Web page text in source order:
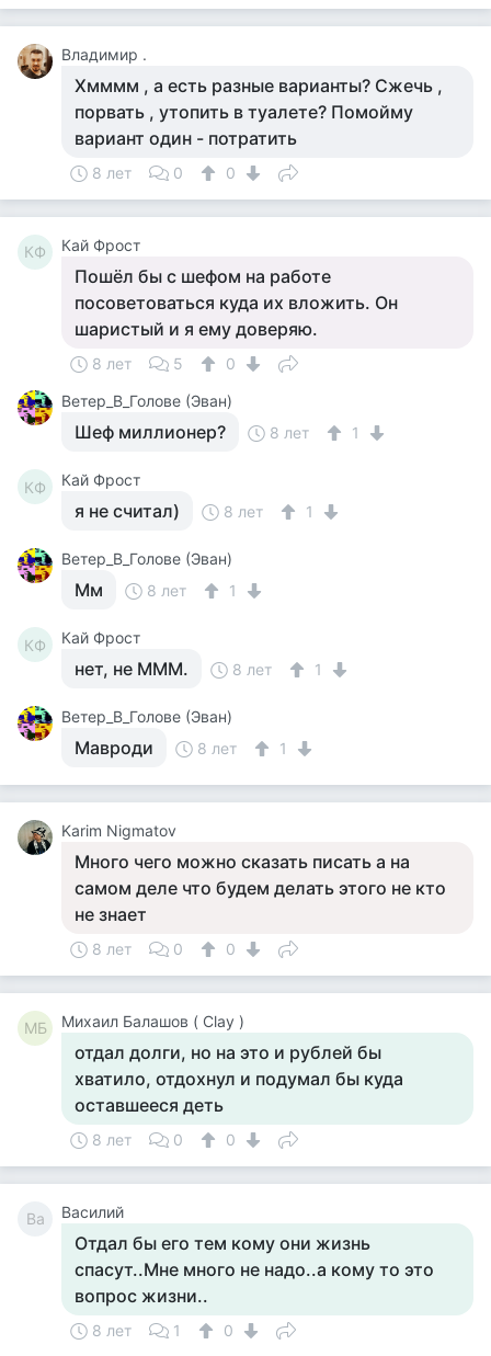
Владимир .
Хмммм , а есть разные варианты? Сжечь ,
порвать , утопить в туалете? Помойму
вариант один - потратить
8 лет 0 0
КФ Кай Фрост
Пошёл бы с шефом на работе
посоветоваться куда их вложить. Он
шаристый и я ему доверяю.
8 лет 5
0
Ветер_В_Голове (Эван)
Шеф миллионер? 8 лет 1
КФ Кай Фрост
я не считал) 8 лет 1
Ветер_В_Голове (Эван)
Мм 8 лет 1
КФ Кай Фрост
нет, не МММ. 8 лет 1
Ветер_В_Голове (Эван)
Мавроди 8 лет 1
Karim Nigmatov
Много чего можно сказать писать а на
самом деле что будем делать этого не кто
не знает
8 лет 0 0
МБ Михаил Балашов ( Clay )
отдал долги, но на это и рублей бы
хватило, отдохнул и подумал бы куда
оставшееся деть
8 лет 0 0
Ва Василий
Отдал бы его тем кому они жизнь
спасут..Мне много не надо..а кому то это
вопрос жизни..
8 лет 1 0